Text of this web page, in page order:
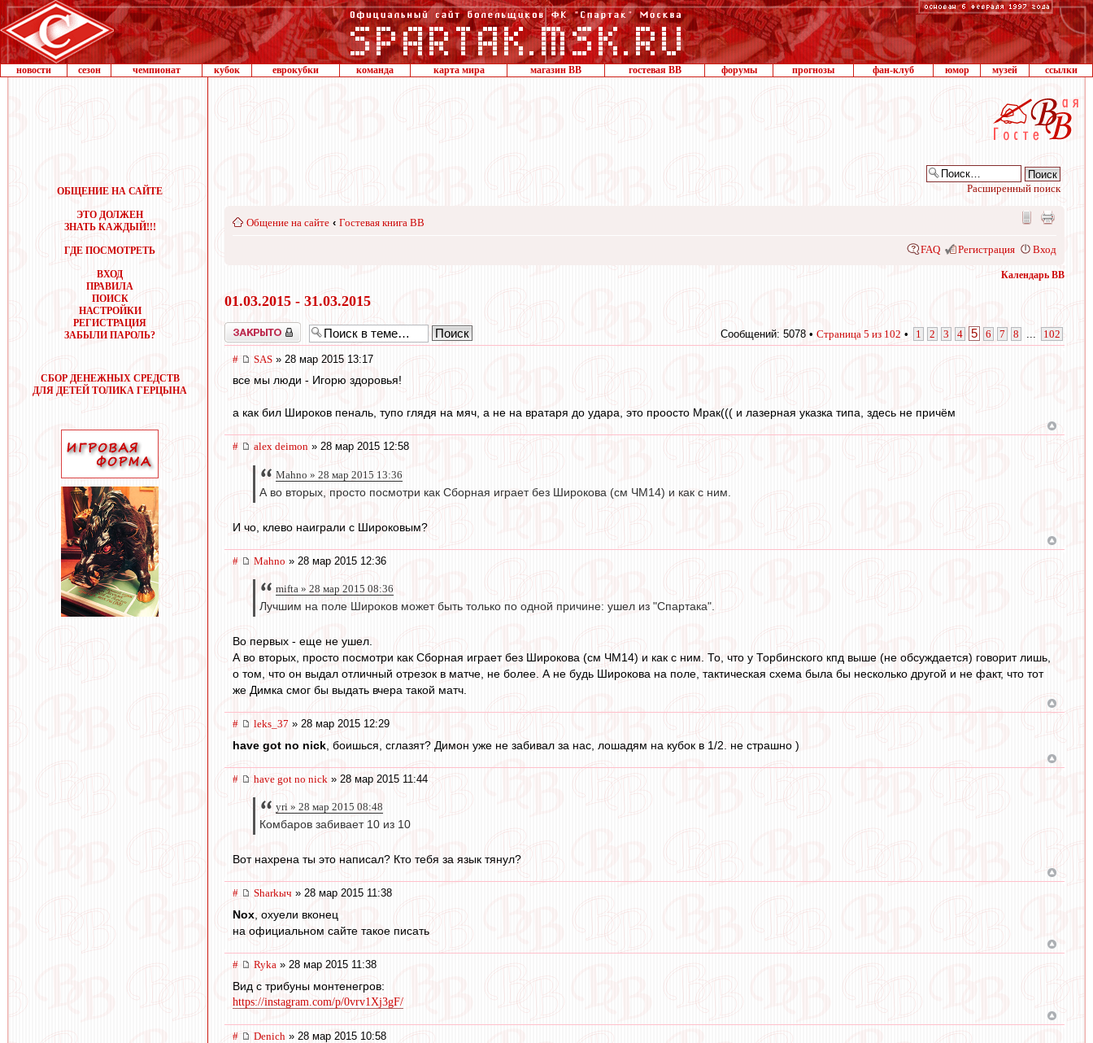
новости сезон чемпионат кубок еврокубки команда карта мира магазин ВВ гостевая ВВ форумы прогнозы фан-клуб юмор музей ссылки
ОБЩЕНИЕ НА САЙТЕ
ЭТО ДОЛЖЕН
ЗНАТЬ КАЖДЫЙ!!!
ГДЕ ПОСМОТРЕТЬ
ВХОД
ПРАВИЛА
ПОИСК
НАСТРОЙКИ
РЕГИСТРАЦИЯ
ЗАБЫЛИ ПАРОЛЬ?
СБОР ДЕНЕЖНЫХ СРЕДСТВ
ДЛЯ ДЕТЕЙ ТОЛИКА ГЕРЦЫНА
Расширенный поиск
Общение на сайте ‹ Гостевая книга ВВ
FAQ Регистрация Вход
Календарь ВВ
01.03.2015 - 31.03.2015
Закрыто Сообщений: 5078 • Страница 5 из 102 • 1 2 3 4 5 6 7 8 102
# SAS » 28 мар 2015 13:17
все мы люди - Игорю здоровья!
а как бил Широков пеналь, тупо глядя на мяч, а не на вратаря до удара, это проосто Мрак((( и лазерная указка типа, здесь не причём
# alex deimon » 28 мар 2015 12:58
Mahno » 28 мар 2015 13:36
А во вторых, просто посмотри как Сборная играет без Широкова (см ЧМ14) и как с ним.
И чо, клево наиграли с Широковым?
# Mahno » 28 мар 2015 12:36
mifta » 28 мар 2015 08:36
Лучшим на поле Широков может быть только по одной причине: ушел из "Спартака".
Во первых - еще не ушел.
А во вторых, просто посмотри как Сборная играет без Широкова (см ЧМ14) и как с ним. То, что у Торбинского кпд выше (не обсуждается) говорит лишь,
о том, что он выдал отличный отрезок в матче, не более. А не будь Широкова на поле, тактическая схема была бы несколько другой и не факт, что тот
же Димка смог бы выдать вчера такой матч.
# leks_37 » 28 мар 2015 12:29
have got no nick , боишься, сглазят? Димон уже не забивал за нас, лошадям на кубок в 1/2. не страшно )
# have got no nick » 28 мар 2015 11:44
yri » 28 мар 2015 08:48
Комбаров забивает 10 из 10
Вот нахрена ты это написал? Кто тебя за язык тянул?
# Sharkыч » 28 мар 2015 11:38
Nox , охуели вконец
на официальном сайте такое писать
# Ryka » 28 мар 2015 11:38
Вид с трибуны монтенегров:
https://instagram.com/p/0vrv1Xj3gF/
# Denich » 28 мар 2015 10:58